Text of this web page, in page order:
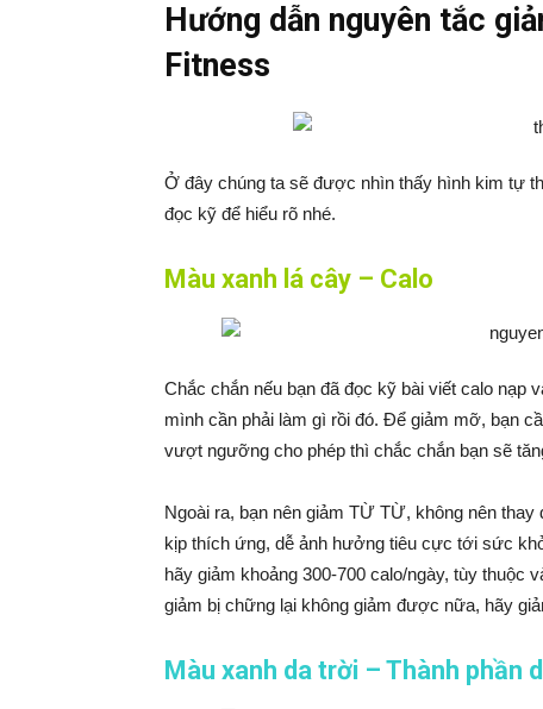
Hướng dẫn nguyên tắc
Fitness
Ở đây chúng ta sẽ được nhìn thấy hình kim tự
đọc kỹ để hiểu rõ nhé.
Màu xanh lá cây – Calo
Chắc chắn nếu bạn đã đọc kỹ bài viết calo nạp
mình cần phải làm gì rồi đó. Để giảm mỡ, bạn
vượt ngưỡng cho phép thì chắc chắn bạn sẽ
Ngoài ra, bạn nên giảm TỪ TỪ, không nên
kịp thích ứng, dễ ảnh hưởng tiêu cực tới sức
hãy giảm khoảng 300-700 calo/ngày, tùy thuộc
giảm bị chững lại không giảm được nữa, hãy
Màu xanh da trời – Thành phần